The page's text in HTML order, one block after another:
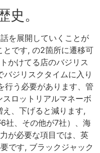
。
を展開していくことが
とです, の2箇所に遷移可
かけてる店のバジリス
ジリスクタイムに入り
行う必要があります、管
ロットリアルマネーボ
、下げると減ります,
社、その他が7社）、海
が必要な項目では、英
です, ブラックジャック